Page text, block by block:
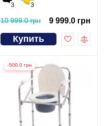
3 3
10 999.0 грн 9 999.0 грн
Купить
-500.0 грн